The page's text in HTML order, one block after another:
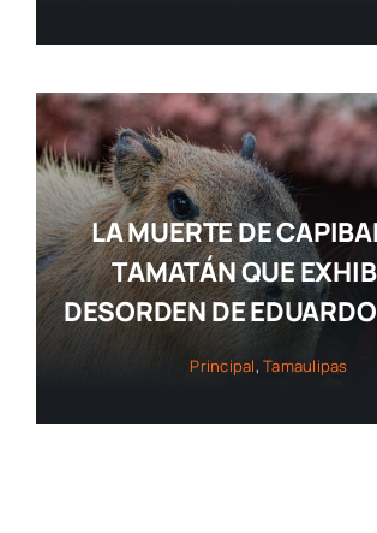
LA MUERTE DE
TAMATÁN QUE
DESORDEN DE
Principal,Tamaulipas